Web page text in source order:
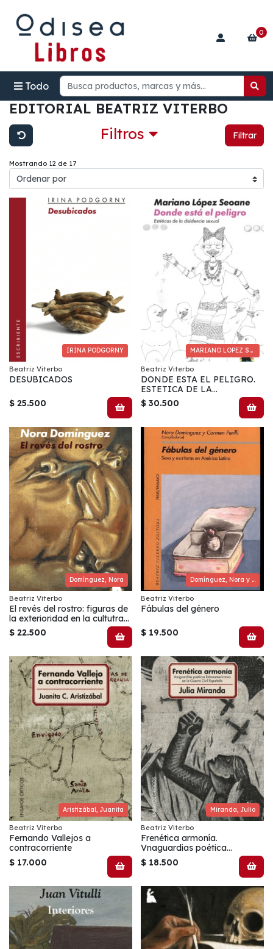
Todo
0
EDITORIAL BEATRIZ VITERBO
Filtros Filtrar
Mostrando 12 de 17
IRINA PODGORNY
Beatriz Viterbo
DESUBICADOS
$ 25.500
MARIANO LOPEZ SEOANE
Beatriz Viterbo
DONDE ESTA EL PELIGRO.
ESTETICA DE LA
DISIDENCIA SEXUAL
$ 30.500
Domínguez, Nora
Beatriz Viterbo
El revés del rostro: figuras de
la exterioridad en la cultutra
argentina
$ 22.500
Domínguez, Nora y Perilli, Carmen
Beatriz Viterbo
Fábulas del género
$ 19.500
Aristizábal, Juanita
Beatriz Viterbo
Fernando Vallejos a
contracorriente
$ 17.000
Miranda, Julio
Beatriz Viterbo
Frenética armonía.
Vnaguardias poética
latinoamericas en la guerra
civil española
$ 18.500